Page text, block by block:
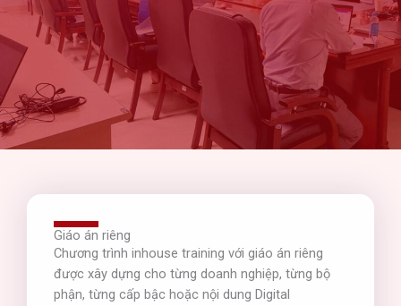
Giáo án riêng
Chương trình inhouse training với giáo án riêng
được xây dựng cho từng doanh nghiệp, từng bộ
phận, từng cấp bậc hoặc nội dung Digital